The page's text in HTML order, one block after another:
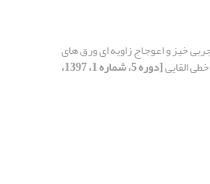
خیز و اعوجاج زاویه ای ورق های
[دوره 5، شماره 1، 1397،